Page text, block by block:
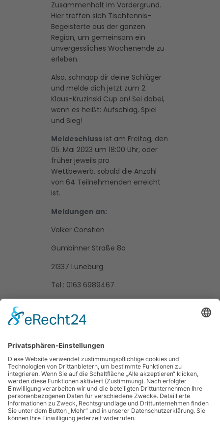
Zusammenhalt im Vordergrund.
Hier treffen sich Tischtennis-
Begeisterte aus der ganzen
Region, um gemeinsam ein
unvergessliches Wochenende zu
erleben.
Also, schnapp dir deine Schläger
und melde dich jetzt zum 2.
Klaus-Kruzinski Cup an! Sei dabei,
wenn es heißt: Aufschlag, Spiel
und Sieg!
Meldeschluss ist am Freitag, den
05. Mai 2023 um 18:00 Uhr, oder
früher jeweils pro
Wettbewerb, sobald die Anzahl
von 64 Teilnehmenden erreicht
ist.
Meldungen an:
Volker Constien
Gumbinner Straße 8a
21337 Lüneburg
Tel.: 0163 6989467
online oder per E-Mail:
(Name, Vorname,
Geburtsjahr,Verein, QTTR-Wert,
gewünschter Wettbewerb)
Alle wichtigen Informationen
findest du zusammengefasst
hier:Ausschreibung Klaus-
Kruzinski-Cup 2023